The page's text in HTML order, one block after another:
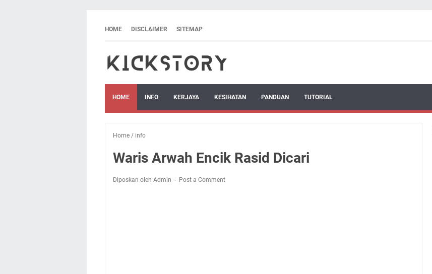
HOME DISCLAIMER SITEMAP
HOME INFO KERJAYA KESIHATAN PANDUAN TUTORIAL
Home / info
Waris Arwah Encik Rasid Dicari
Diposkan oleh Admin Post a Comment